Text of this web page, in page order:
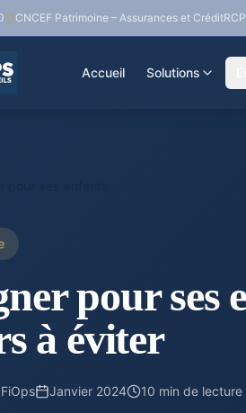
CNCEF Patrimoine – Assurances et Crédit
Accueil Solutions
pour ses
à éviter
Janvier 2024 10 min de lecture